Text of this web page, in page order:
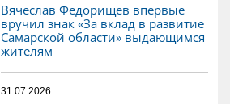
Вячеслав Федорищев впервые
вручил знак «За вклад в развитие
Самарской области» выдающимся
жителям
31.07.2026